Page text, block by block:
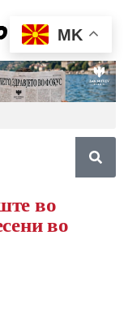
во
во
MK